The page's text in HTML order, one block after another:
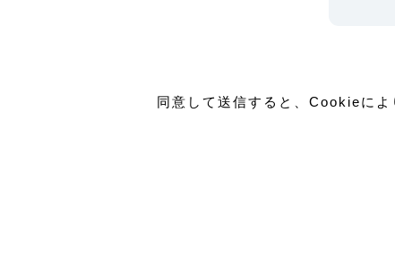
同意して送信すると、Cookieによ